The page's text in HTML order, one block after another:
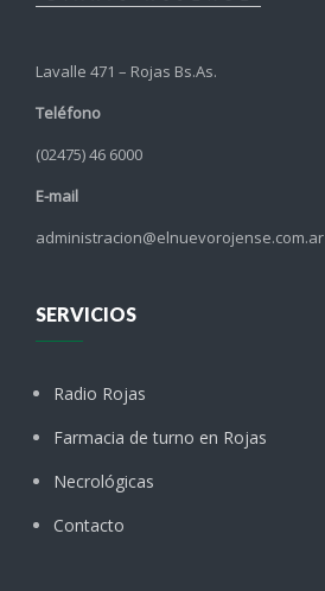
Lavalle 471 – Rojas Bs.As.
Teléfono
(02475) 46 6000
E-mail
administracion@elnuevorojense.com.ar
SERVICIOS
Radio Rojas
Farmacia de turno en Rojas
Necrológicas
Contacto